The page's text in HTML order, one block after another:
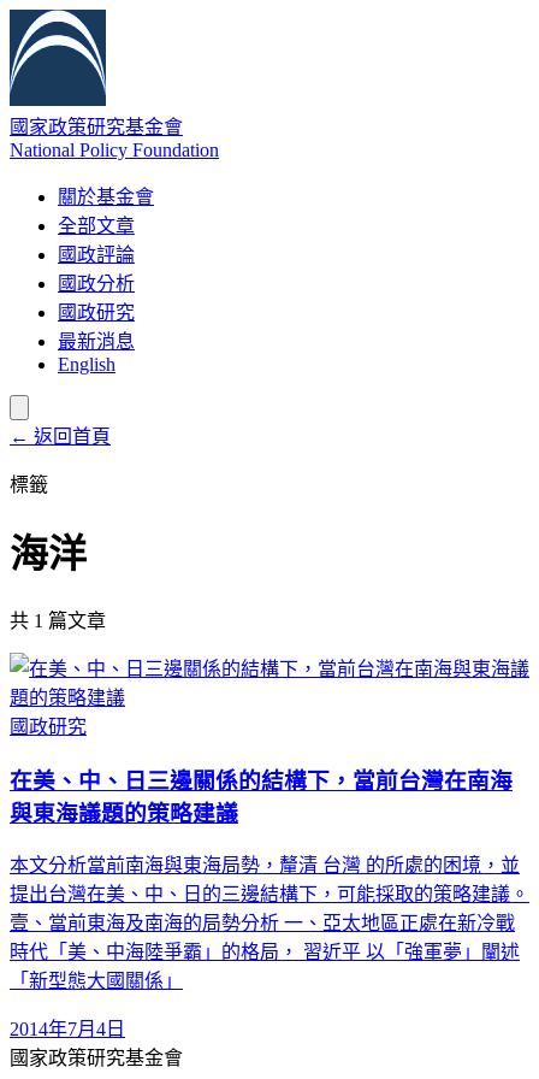
國家政策研究基金會
National Policy Foundation
關於基金會
全部文章
國政評論
國政分析
國政研究
最新消息
English
← 返回首頁
標籤
海洋
共 1 篇文章
國政研究
在美、中、日三邊關係的結構下，當前台灣在南海
與東海議題的策略建議
本文分析當前南海與東海局勢，釐清 台灣 的所處的困境，並
提出台灣在美、中、日的三邊結構下，可能採取的策略建議。
壹、當前東海及南海的局勢分析 一、亞太地區正處在新冷戰
時代「美、中海陸爭霸」的格局， 習近平 以「強軍夢」闡述
「新型態大國關係」
2014年7月4日
國家政策研究基金會